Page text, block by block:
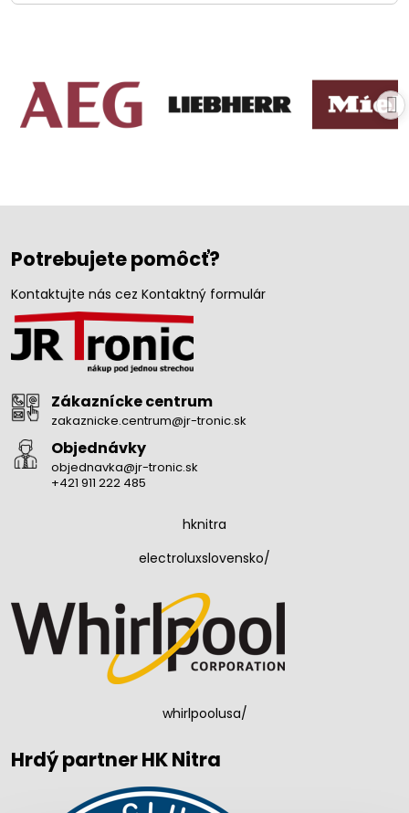
Potrebujete pomôcť?
Kontaktujte nás cez Kontaktný formulár
Zákaznícke centrum
zakaznicke.centrum@jr-tronic.sk
Objednávky
objednavka@jr-tronic.sk
+421 911 222 485
hknitra
electroluxslovensko/
whirlpoolusa/
Hrdý partner HK Nitra